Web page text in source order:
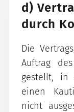
d)
durch
Die
Auftrag
gestellt, in
einen
nicht